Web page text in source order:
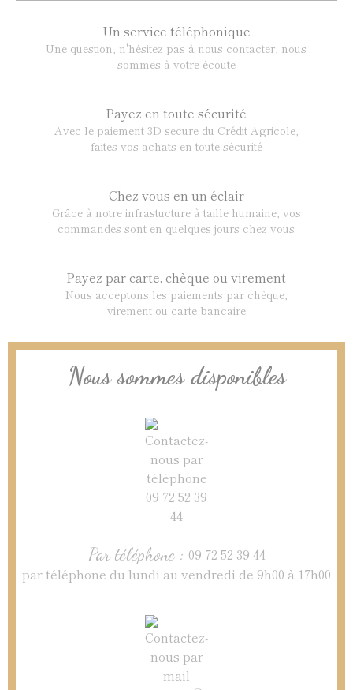
Un service téléphonique
Une question, n'hésitez pas à nous contacter, nous
sommes à votre écoute
Payez en toute sécurité
Avec le paiement 3D secure du Crédit Agricole,
faites vos achats en toute sécurité
Chez vous en un éclair
Grâce à notre infrastucture à taille humaine, vos
commandes sont en quelques jours chez vous
Payez par carte, chèque ou virement
Nous acceptons les paiements par chèque,
virement ou carte bancaire
Nous sommes disponibles
Par téléphone : 09 72 52 39 44
par téléphone du lundi au vendredi de 9h00 à 17h00